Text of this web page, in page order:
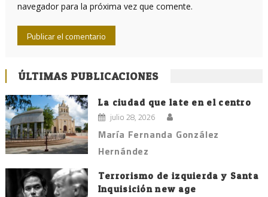
navegador para la próxima vez que comente.
ÚLTIMAS PUBLICACIONES
La ciudad que late en el centro
julio 28, 2026
María Fernanda González
Hernández
Terrorismo de izquierda y Santa
Inquisición new age